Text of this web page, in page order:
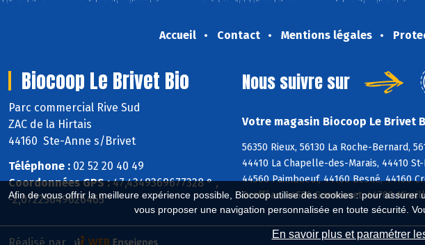
Afin de vous offrir la meilleure expérience possible, Biocoop utilise des cookies : pour
vous proposer une navigation personnalisée en toute sécurité.
En savoir plus et paramétrer
Accueil Contact Mentions légales
Biocoop Le Brivet Bio
Parc commercial Rive Sud
ZAC de la Hirtais
44160 Ste-Anne s/Brivet
Téléphone : 02 52 20 40 49
Coordonnées GPS :47,4349369677328 ° ,
-2,07225649626465 °
Nous suivre sur
Votre magasin Biocoop Le Brivet
56350 Rieux, 56130 La Roche-Bernard,
44410 La Chapelle-des-Marais, 44410
44560 Paimboeuf, 44160 Besné, 44160
Drefféac, 44530 Guenrouet, 44780
Réalisé par